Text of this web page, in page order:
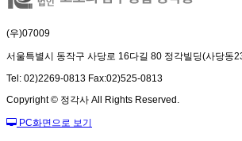
(우)07009
서울특별시 동작구 사당로 16다길 80 정각빌딩(사당동
Tel: 02)2269-0813 Fax:02)525-0813
Copyright © 정각사 All Rights Reserved.
PC화면으로 보기